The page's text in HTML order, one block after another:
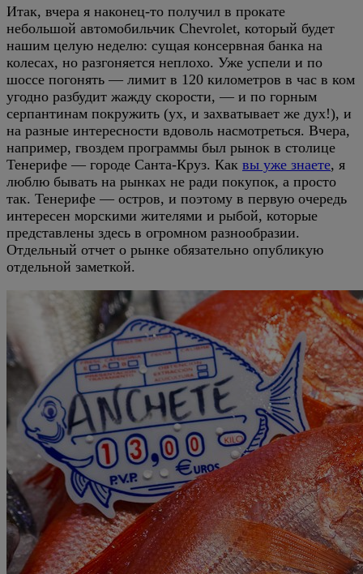
Итак, вчера я наконец-то получил в прокате
небольшой автомобильчик Chevrolet, который будет
нашим целую неделю: сущая консервная банка на
колесах, но разгоняется неплохо. Уже успели и по
шоссе погонять — лимит в 120 километров в час в ком
угодно разбудит жажду скорости, — и по горным
серпантинам покружить (ух, и захватывает же дух!), и
на разные интересности вдоволь насмотреться. Вчера,
например, гвоздем программы был рынок в столице
Тенерифе — городе Санта-Круз. Как вы уже знаете, я
люблю бывать на рынках не ради покупок, а просто
так. Тенерифе — остров, и поэтому в первую очередь
интересен морскими жителями и рыбой, которые
представлены здесь в огромном разнообразии.
Отдельный отчет о рынке обязательно опубликую
отдельной заметкой.